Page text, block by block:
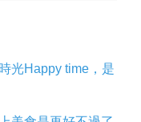
光Happy time，是